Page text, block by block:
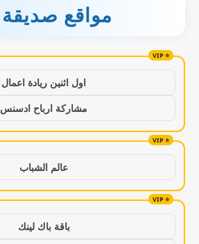
مواقع صديقة
اول اثنين ريادة اعمال
مشاركة ارباح ادسنس
عالم الشباب
باقة باك لينك